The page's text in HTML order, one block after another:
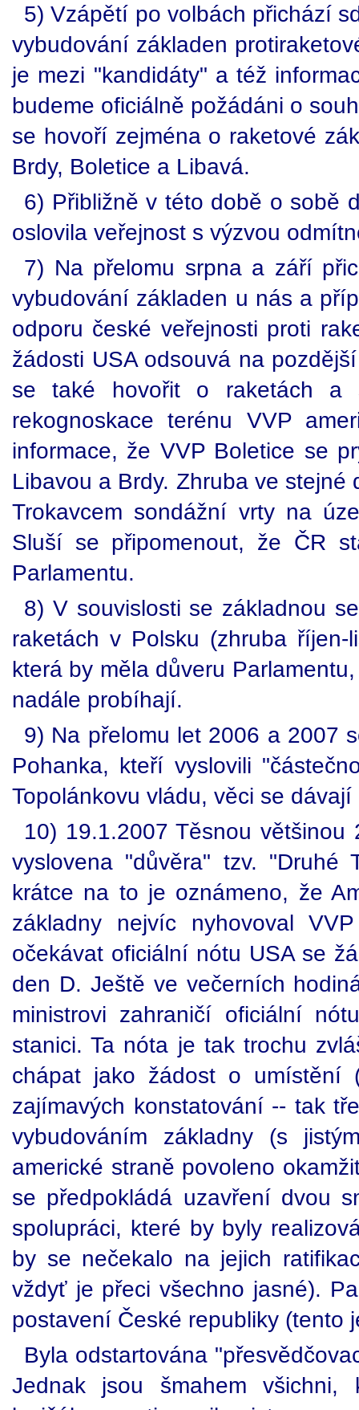
5) Vzápětí po volbách přichází
vybudování základen
je mezi "kandidáty" a též
budeme oficiálně požádáni o
se hovoří zejména o raketové
Brdy, Boletice a Libavá.
6) Přibližně v této době o sobě
oslovila veřejnost s výzvou
7) Na přelomu srpna a září
vybudování základen u nás a
odporu české veřejnosti proti
žádosti USA odsouvá na
se také hovořit o raketách a
rekognoskace terénu VVP
informace, že VVP Boletice se
Libavou a Brdy. Zhruba ve
Trokavcem sondážní vrty na
Sluší se připomenout, že ČR
Parlamentu.
8) V souvislosti se základnou
raketách v Polsku (zhruba
která by měla důveru
nadále probíhají.
9) Na přelomu let 2006 a 2007
Pohanka, kteří vyslovili
Topolánkovu vládu, věci se
10) 19.1.2007 Těsnou
vyslovena "důvěra" tzv. "Druhé
krátce na to je oznámeno, že
základny nejvíc nyhovoval
očekávat oficiální nótu USA se
den D. Ještě ve večerních
ministrovi zahraničí oficiální
stanici. Ta nóta je tak trochu
chápat jako žádost o umístění
zajímavých konstatování -- tak
vybudováním základny (s
americké straně povoleno
se předpokládá uzavření dvou
spolupráci, které by byly
by se nečekalo na jejich
vždyť je přeci všechno jasné).
postavení České republiky (tento
Byla odstartována
Jednak jsou šmahem